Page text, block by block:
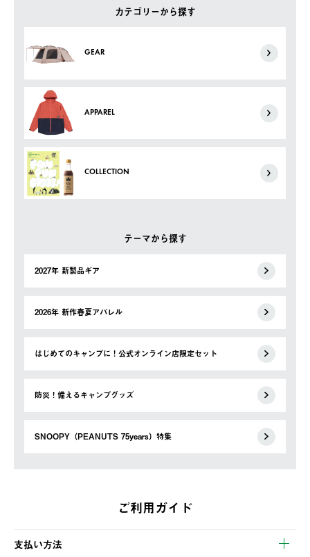
カテゴリーから探す
GEAR
APPAREL
COLLECTION
テーマから探す
2027年 新製品ギア
2026年 新作春夏アパレル
はじめてのキャンプに！公式オンライン店限定セット
防災！備えるキャンプグッズ
SNOOPY（PEANUTS 75years）特集
ご利用ガイド
支払い方法